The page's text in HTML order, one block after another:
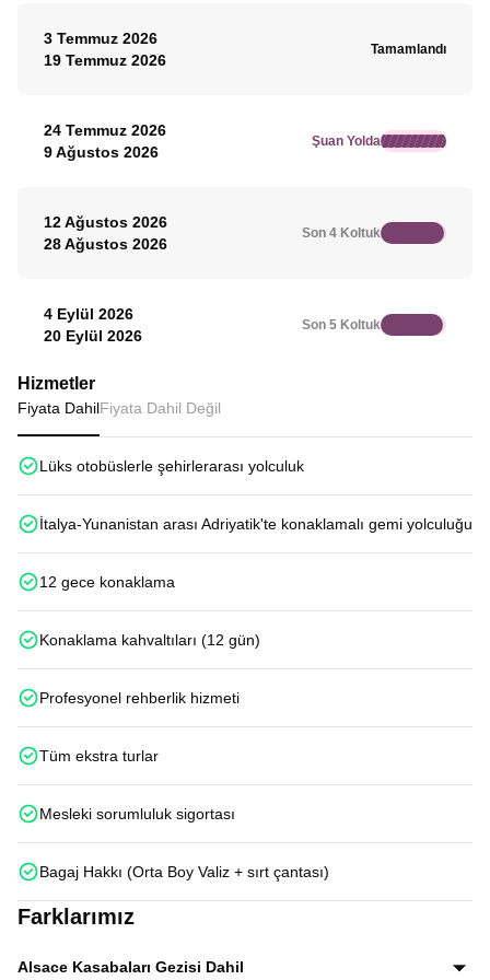
3 Temmuz 2026
19 Temmuz 2026
Tamamlandı
24 Temmuz 2026
9 Ağustos 2026
Şuan Yolda
12 Ağustos 2026
28 Ağustos 2026
Son 4 Koltuk
4 Eylül 2026
20 Eylül 2026
Son 5 Koltuk
Hizmetler
Fiyata DahilFiyata Dahil Değil
Lüks otobüslerle şehirlerarası yolculuk
İtalya-Yunanistan arası Adriyatik'te konaklamalı gemi yolculuğu
12 gece konaklama
Konaklama kahvaltıları (12 gün)
Profesyonel rehberlik hizmeti
Tüm ekstra turlar
Mesleki sorumluluk sigortası
Bagaj Hakkı (Orta Boy Valiz + sırt çantası)
Farklarımız
Alsace Kasabaları Gezisi Dahil